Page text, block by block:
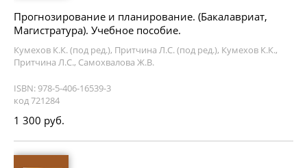
Прогнозирование и планирование. (Бакалавриат,
Магистратура). Учебное пособие.
Кумехов К.К. (под ред.), Притчина Л.С. (под ред.), Кумехов К.К.,
Притчина Л.С., Самохвалова Ж.В.
ISBN: 978-5-406-16539-3
код 721284
1 300 руб.